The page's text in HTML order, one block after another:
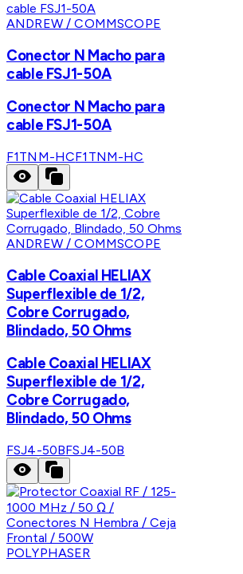
ANDREW / COMMSCOPE
Conector N Macho para
cable FSJ1-50A
Conector N Macho para
cable FSJ1-50A
F1TNM-HCF1TNM-HC
ANDREW / COMMSCOPE
Cable Coaxial HELIAX
Superflexible de 1/2,
Cobre Corrugado,
Blindado, 50 Ohms
Cable Coaxial HELIAX
Superflexible de 1/2,
Cobre Corrugado,
Blindado, 50 Ohms
FSJ4-50BFSJ4-50B
POLYPHASER